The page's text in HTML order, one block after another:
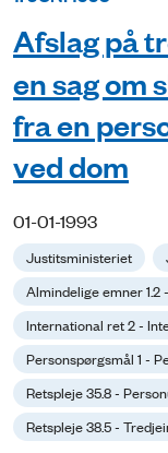
Afslag på
en sag om
fra en
ved dom
01-01-1993
Justitsministeriet
Almindelige emner 1.2
International ret 2 -
Personspørgsmål 1 -
Retspleje 35.8 -
Retspleje 38.5 -